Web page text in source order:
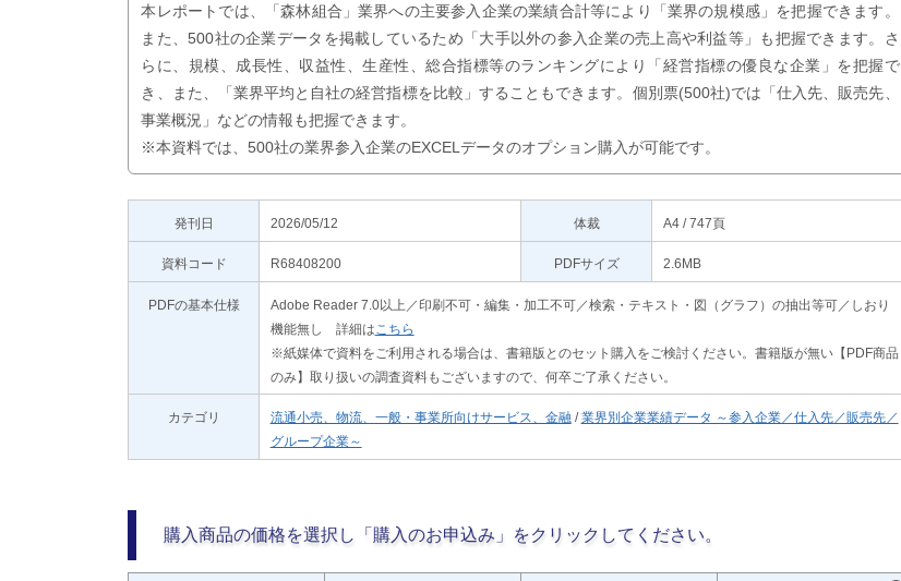
本レポートでは、「森林組合」業界への主要参入企業の業績合計等により「業界の規模感」を把握できます。
また、500社の企業データを掲載しているため「大手以外の参入企業の売上高や利益等」も把握できます。さ
らに、規模、成長性、収益性、生産性、総合指標等のランキングにより「経営指標の優良な企業」を把握で
き、また、「業界平均と自社の経営指標を比較」することもできます。個別票(500社)では「仕入先、販売先、
事業概況」などの情報も把握できます。
※本資料では、500社の業界参入企業のEXCELデータのオプション購入が可能です。
発刊日 2026/05/12 体裁 A4 / 747頁
資料コード R68408200 PDFサイズ 2.6MB
PDFの基本仕様
Adobe Reader 7.0以上／印刷不可・編集・加工不可／検索・テキスト・図（グラフ）の抽出等可／しおり
機能無し 詳細は こちら
※紙媒体で資料をご利用される場合は、書籍版とのセット購入をご検討ください。書籍版が無い【PDF商品
のみ】取り扱いの調査資料もございますので、何卒ご了承ください。
カテゴリ 流通小売、物流、一般・事業所向けサービス、金融/業界別企業業績データ ～参入企業／仕入先／販売先／
グループ企業～
購入商品の価格を選択し「購入のお申込み」をクリックしてください。